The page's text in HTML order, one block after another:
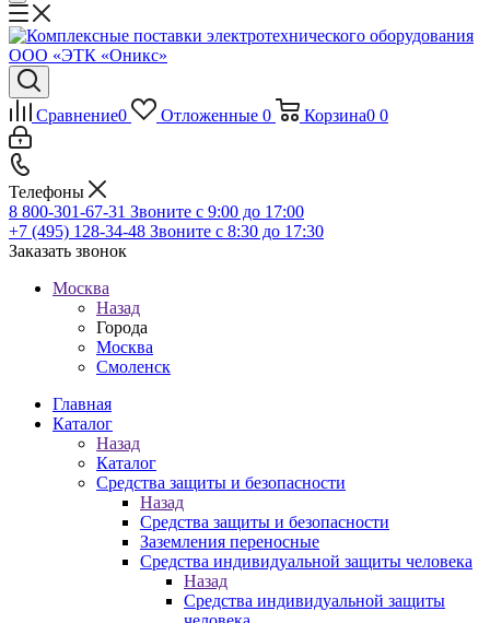
Сравнение0 Отложенные 0 Корзина0 0
Телефоны
8 800-301-67-31 Звоните с 9:00 до 17:00
+7 (495) 128-34-48 Звоните с 8:30 до 17:30
Заказать звонок
Москва
Назад
Города
Москва
Смоленск
Главная
Каталог
Назад
Каталог
Средства защиты и безопасности
Назад
Средства защиты и безопасности
Заземления переносные
Средства индивидуальной защиты человека
Назад
Средства индивидуальной защиты